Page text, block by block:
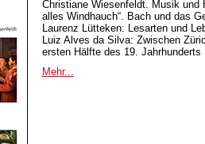
Christiane Wiesenfeldt. Musik
alles Windhauch“. Bach und das
Laurenz Lütteken: Lesarten und
Luiz Alves da Silva: Zwischen
ersten Hälfte des 19. Jahrhunderts
Mehr...